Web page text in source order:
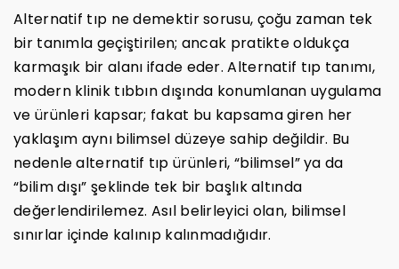
Alternatif tıp ne demektir sorusu, çoğu zaman tek
bir tanımla geçiştirilen; ancak pratikte oldukça
karmaşık bir alanı ifade eder. Alternatif tıp tanımı,
modern klinik tıbbın dışında konumlanan uygulama
ve ürünleri kapsar; fakat bu kapsama giren her
yaklaşım aynı bilimsel düzeye sahip değildir. Bu
nedenle alternatif tıp ürünleri, “bilimsel” ya da
“bilim dışı” şeklinde tek bir başlık altında
değerlendirilemez. Asıl belirleyici olan, bilimsel
sınırlar içinde kalınıp kalınmadığıdır.